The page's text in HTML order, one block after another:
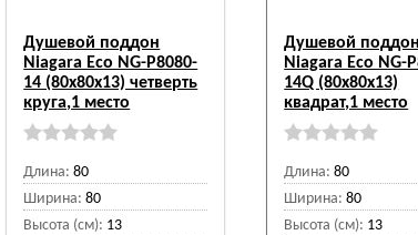
Душевой поддон
Niagara Eco NG-P8080-
14 (80х80х13) четверть
круга,1 место
Длина: 80
Ширина: 80
Высота (см): 13
Душевой поддон
Niagara Eco NG-
14Q (80х80х13)
квадрат,1 место
Длина: 80
Ширина: 80
Высота (см): 13